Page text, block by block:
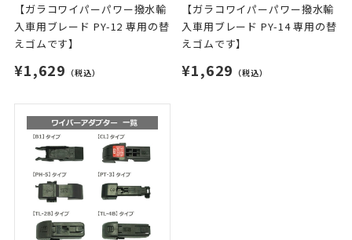
【ガラコワイパーパワー撥水輸
入車用ブレード PY-12 専用の替
えゴムです】
¥1,629 （税込）
【ガラコワイパーパワー撥水輸
入車用ブレード PY-14 専用の替
えゴムです】
¥1,629 （税込）